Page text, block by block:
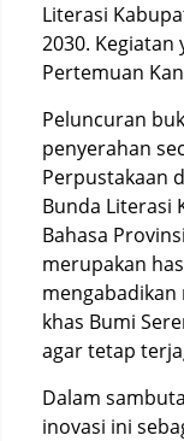
Literasi
2030. Kegiatan
Pertemuan
Peluncuran
penyerahan
Perpustakaan
Bunda Literasi
Bahasa
merupakan
khas Bumi
agar tetap
Dalam
inovasi ini